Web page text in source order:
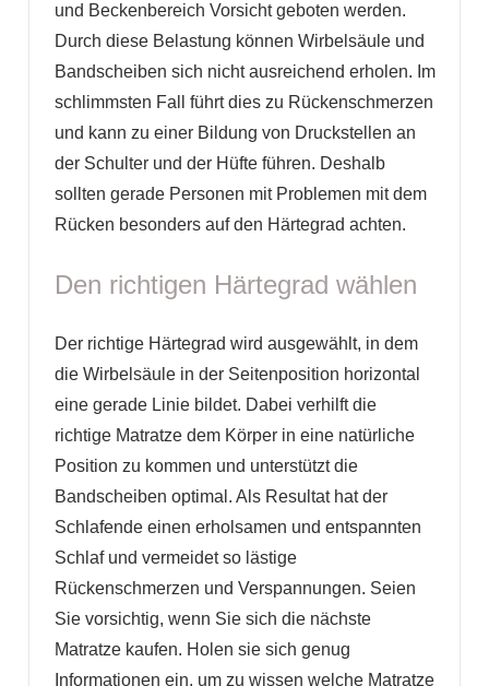
und Beckenbereich Vorsicht geboten werden.
Durch diese Belastung können Wirbelsäule und
Bandscheiben sich nicht ausreichend erholen. Im
schlimmsten Fall führt dies zu Rückenschmerzen
und kann zu einer Bildung von Druckstellen an
der Schulter und der Hüfte führen. Deshalb
sollten gerade Personen mit Problemen mit dem
Rücken besonders auf den Härtegrad achten.
Den richtigen Härtegrad wählen
Der richtige Härtegrad wird ausgewählt, in dem
die Wirbelsäule in der Seitenposition horizontal
eine gerade Linie bildet. Dabei verhilft die
richtige Matratze dem Körper in eine natürliche
Position zu kommen und unterstützt die
Bandscheiben optimal. Als Resultat hat der
Schlafende einen erholsamen und entspannten
Schlaf und vermeidet so lästige
Rückenschmerzen und Verspannungen. Seien
Sie vorsichtig, wenn Sie sich die nächste
Matratze kaufen. Holen sie sich genug
Informationen ein, um zu wissen welche Matratze